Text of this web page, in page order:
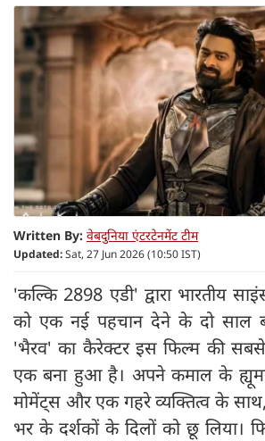
Written By: वेबदुनिया एंटरटेनमेंट टीम
Updated:Sat, 27 Jun 2026 (10:50 IST)
'कल्कि 2898 एडी' द्वारा भारतीय
को एक नई पहचान देने के दो साल
'भैरव' का कैरेक्टर इस फिल्म की
एक बना हुआ है। अपने कमाल के
मोमेंट्स और एक गहरे व्यक्तित्व के
भर के दर्शकों के दिलों को छू लिया।